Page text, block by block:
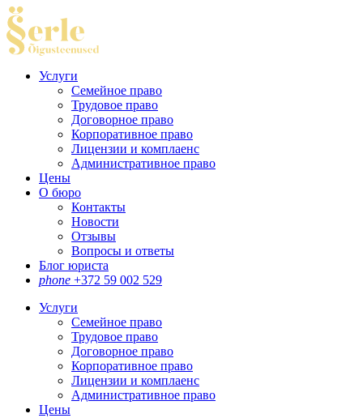
Услуги
Семейное право
Трудовое право
Договорное право
Корпоративное право
Лицензии и комплаенс
Административное право
Цены
О бюро
Контакты
Новости
Отзывы
Вопросы и ответы
Блог юриста
phone +372 59 002 529
Услуги
Семейное право
Трудовое право
Договорное право
Корпоративное право
Лицензии и комплаенс
Административное право
Цены